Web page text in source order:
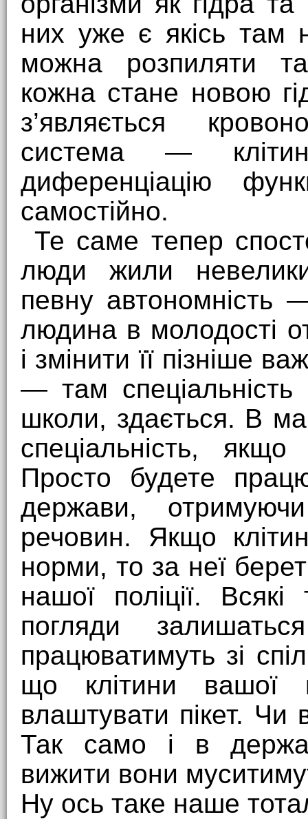
них уже є якісь там
можна розпиляти
кожна стане новою
з’являється
система —
диференціацію
самостійно.
Те саме тепер
люди жили
певну автономність
людина в молодості
і змінити її пізніше
— там
школи, здається. В
спеціальність,
Просто будете
держави,
речовин. Якщо
норми, то за неї
нашої поліції. Всякі
погляди
працюватимуть зі
що клітини вашої
влаштувати пікет. Чи
Так само і в
вижити вони
Ну ось таке наше